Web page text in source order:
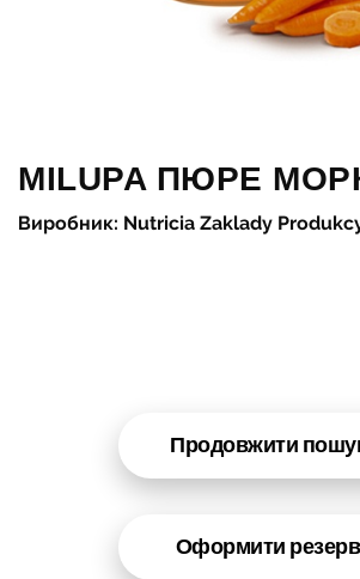
MILUPA ПЮРЕ
Виробник: Nutricia Zaklady
Продовжити
Оформити резерв